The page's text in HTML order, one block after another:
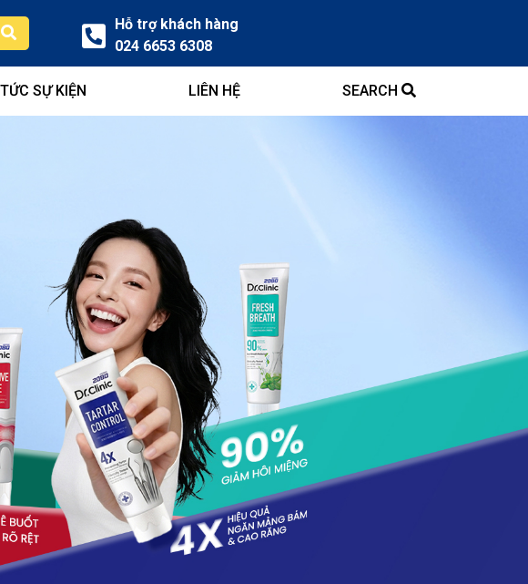
Hỗ trợ khách hàng
024 6653 6308
SỰ KIỆN LIÊN HỆ SEARCH